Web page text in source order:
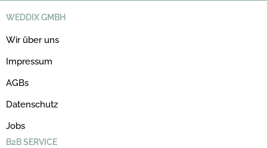
WEDDIX GMBH
Wir über uns
Impressum
AGBs
Datenschutz
Jobs
B2B SERVICE